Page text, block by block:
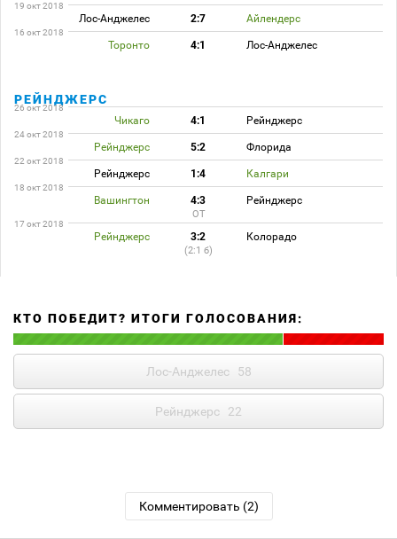
19 окт 2018
Лос-Анджелес 2:7 Айлендерс
16 окт 2018
Торонто 4:1 Лос-Анджелес
РЕЙНДЖЕРС
26 окт 2018
Чикаго 4:1 Рейнджерс
24 окт 2018
Рейнджерс 5:2 Флорида
22 окт 2018
Рейнджерс 1:4 Калгари
18 окт 2018
Вашингтон 4:3 Рейнджерс
ОТ
17 окт 2018
Рейнджерс 3:2 Колорадо
(2:1 б)
КТО ПОБЕДИТ? ИТОГИ ГОЛОСОВАНИЯ:
Лос-Анджелес 58
Рейнджерс 22
Комментировать (2)